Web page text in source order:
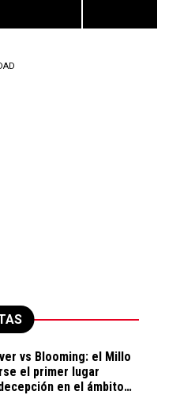
vs Blooming: el Millo
el primer lugar
en el ámbito